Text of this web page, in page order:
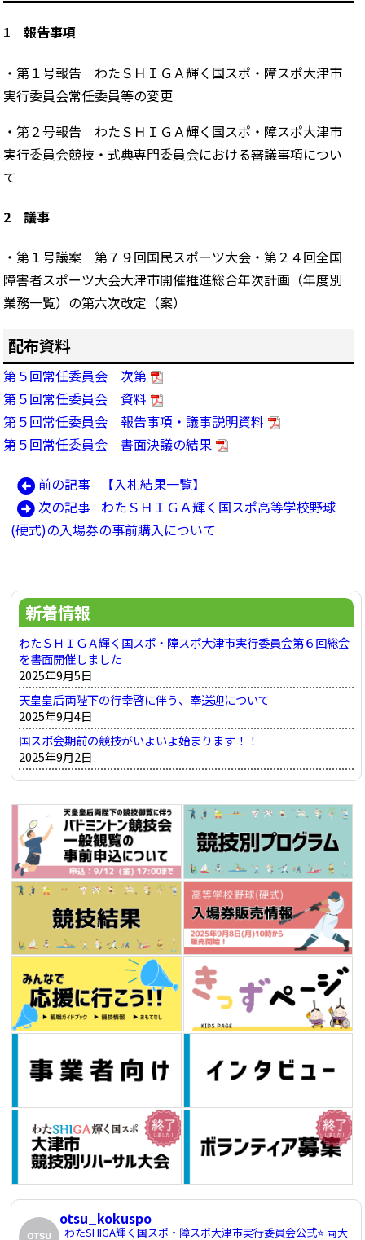
1 報告事項
・第１号報告 わたＳＨＩＧＡ輝く国スポ・障スポ大津市
実行委員会常任委員等の変更
・第２号報告 わたＳＨＩＧＡ輝く国スポ・障スポ大津市
実行委員会競技・式典専門委員会における審議事項につい
て
2 議事
・第１号議案 第７９回国民スポーツ大会・第２４回全国
障害者スポーツ大会大津市開催推進総合年次計画（年度別
業務一覧）の第六次改定（案）
配布資料
第５回常任委員会 次第
第５回常任委員会 資料
第５回常任委員会 報告事項・議事説明資料
第５回常任委員会 書面決議の結果
投
稿
ゲ
シ
ョ
ン
前の記事
前
の
記
【入札結果一覧】
次の記事 次
の
わたＳＨＩＧＡ輝く国スポ高等学校野球
(硬式)の入場券の事前購入について
新着情報
わたＳＨＩＧＡ輝く国スポ・障スポ大津市実行委員会第６回総会
を書面開催しました
2025年9月5日
天皇皇后両陛下の行幸啓に伴う、奉送迎について
2025年9月4日
国スポ会期前の競技がいよいよ始まります！！
2025年9月2日
otsu_kokuspo
わたSHIGA輝く国スポ・障スポ大津市実行委員会公式⭐️両大